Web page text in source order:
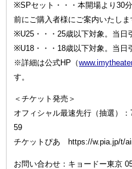
※SPセット・・・本開場より30
前にご購入者様にご案内いたしま
※U25・・・25歳以下対象。当日
※U18・・・18歳以下対象。当日
※詳細は公式HP（
す。
＜チケット発売＞
オフィシャル最速先行（抽選）
59
チケットぴあ https://w.pia.jp/t/
お問い合わせ：キョードー東京